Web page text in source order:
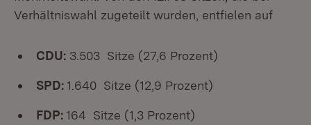
Verhältniswahl zugeteilt wurden, entfielen auf
CDU: 3.503 Sitze (27,6 Prozent)
SPD: 1.640 Sitze (12,9 Prozent)
FDP: 164 Sitze (1,3 Prozent)